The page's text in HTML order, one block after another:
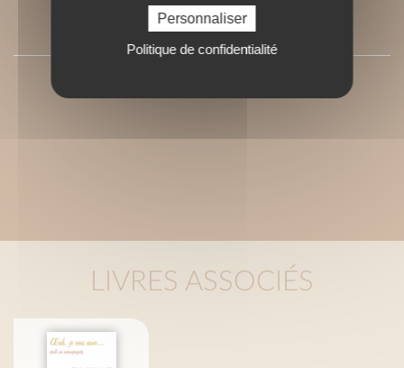
PRESSE
LIVRES ASSOCIÉS
Personnaliser
Politique de confidentialité